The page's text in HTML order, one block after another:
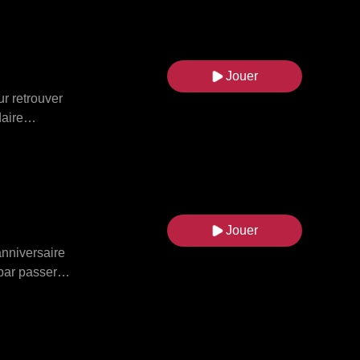
retrouver
la
et
Jouer
passer
Jouer